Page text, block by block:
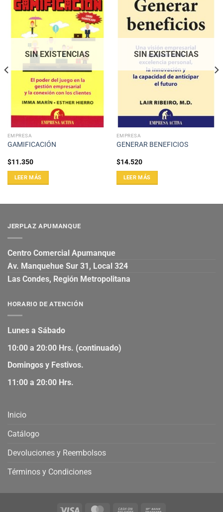
SIN EXISTENCIAS
EMPRESA
GAMIFICACIÓN
$11.350
LEER MÁS
SIN EXISTENCIAS
EMPRESA
GENERAR BENEFICIOS
$14.520
LEER MÁS
JERPLAZ APUMANQUE
Centro Comercial Apumanque
Av. Manquehue Sur 31, Local 324
Las Condes, Región Metropolitana
HORARIO DE ATENCIÓN
Lunes a Sábado
10:00 a 20:00 Hrs. (continuado)
Domingos y Festivos.
11:00 a 20:00 Hrs.
Inicio
Catálogo
Devoluciones y Reembolsos
Términos y Condiciones